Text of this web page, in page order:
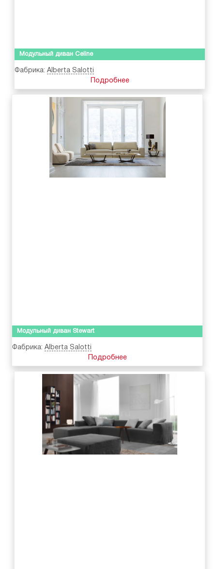
Модульный диван Celine
Фабрика: Alberta Salotti
Подробнее
Модульный диван Stewart
Фабрика: Alberta Salotti
Подробнее